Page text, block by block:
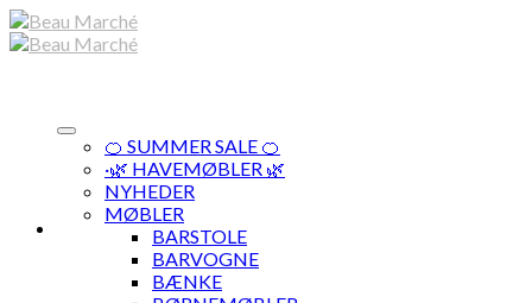
Skip
to
🍊 SUMMER SALE 🍊
·🌿 HAVEMØBLER 🌿
NYHEDER
MØBLER
BARSTOLE
BARVOGNE
BÆNKE